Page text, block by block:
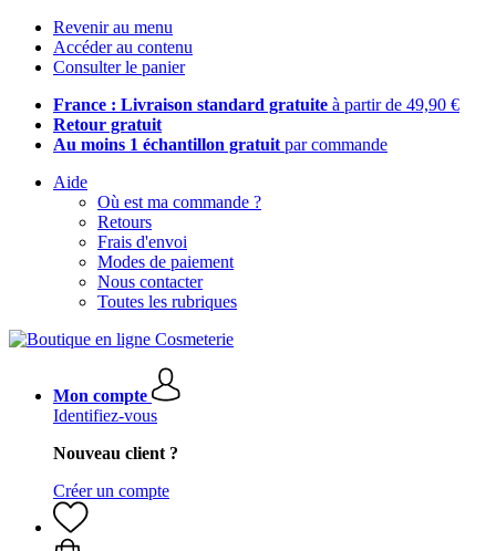
Revenir au menu
Accéder au contenu
Consulter le panier
France : Livraison standard gratuite à partir de 49,90 €
Retour gratuit
Au moins 1 échantillon gratuit par commande
Aide
Où est ma commande ?
Retours
Frais d'envoi
Modes de paiement
Nous contacter
Toutes les rubriques
Mon compte
Identifiez-vous
Nouveau client ?
Créer un compte